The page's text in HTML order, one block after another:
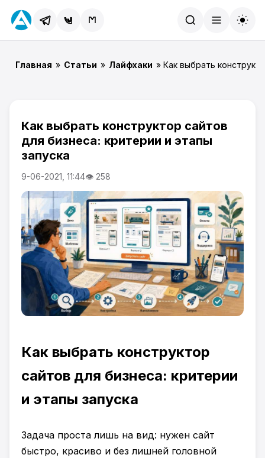
Главная » Статьи » Лайфхаки » Как выбрать
Как выбрать конструктор сайтов
для бизнеса: критерии и этапы
запуска
9-06-2021, 11:44👁 258
Как выбрать конструктор
сайтов для бизнеса: критерии
и этапы запуска
Задача проста лишь на вид: нужен сайт
быстро, красиво и без лишней головной